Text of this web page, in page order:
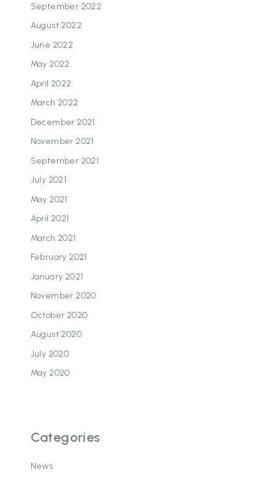
September 2022
August 2022
June 2022
May 2022
April 2022
March 2022
December 2021
November 2021
September 2021
July 2021
May 2021
April 2021
March 2021
February 2021
January 2021
November 2020
October 2020
August 2020
July 2020
May 2020
Categories
News